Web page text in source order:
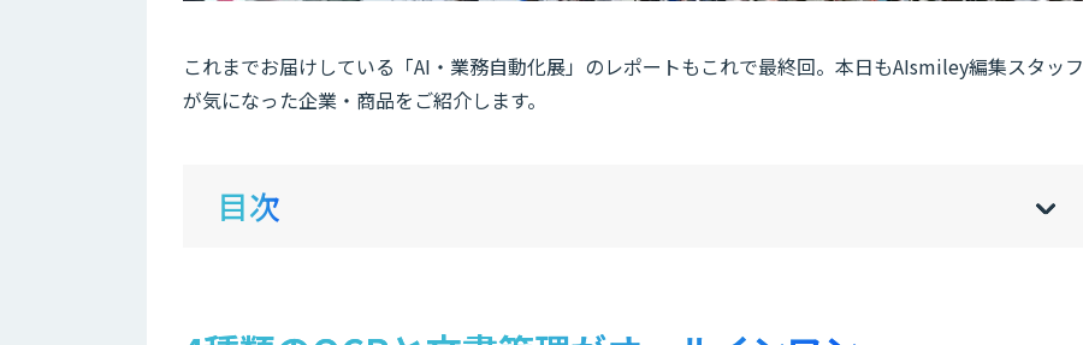
これまでお届けしている「AI・業務自動化展」のレポートもこれで最終回。本日もAIsmiley編集スタッフ
が気になった企業・商品をご紹介します。
目次 [hi
]
[sh
]